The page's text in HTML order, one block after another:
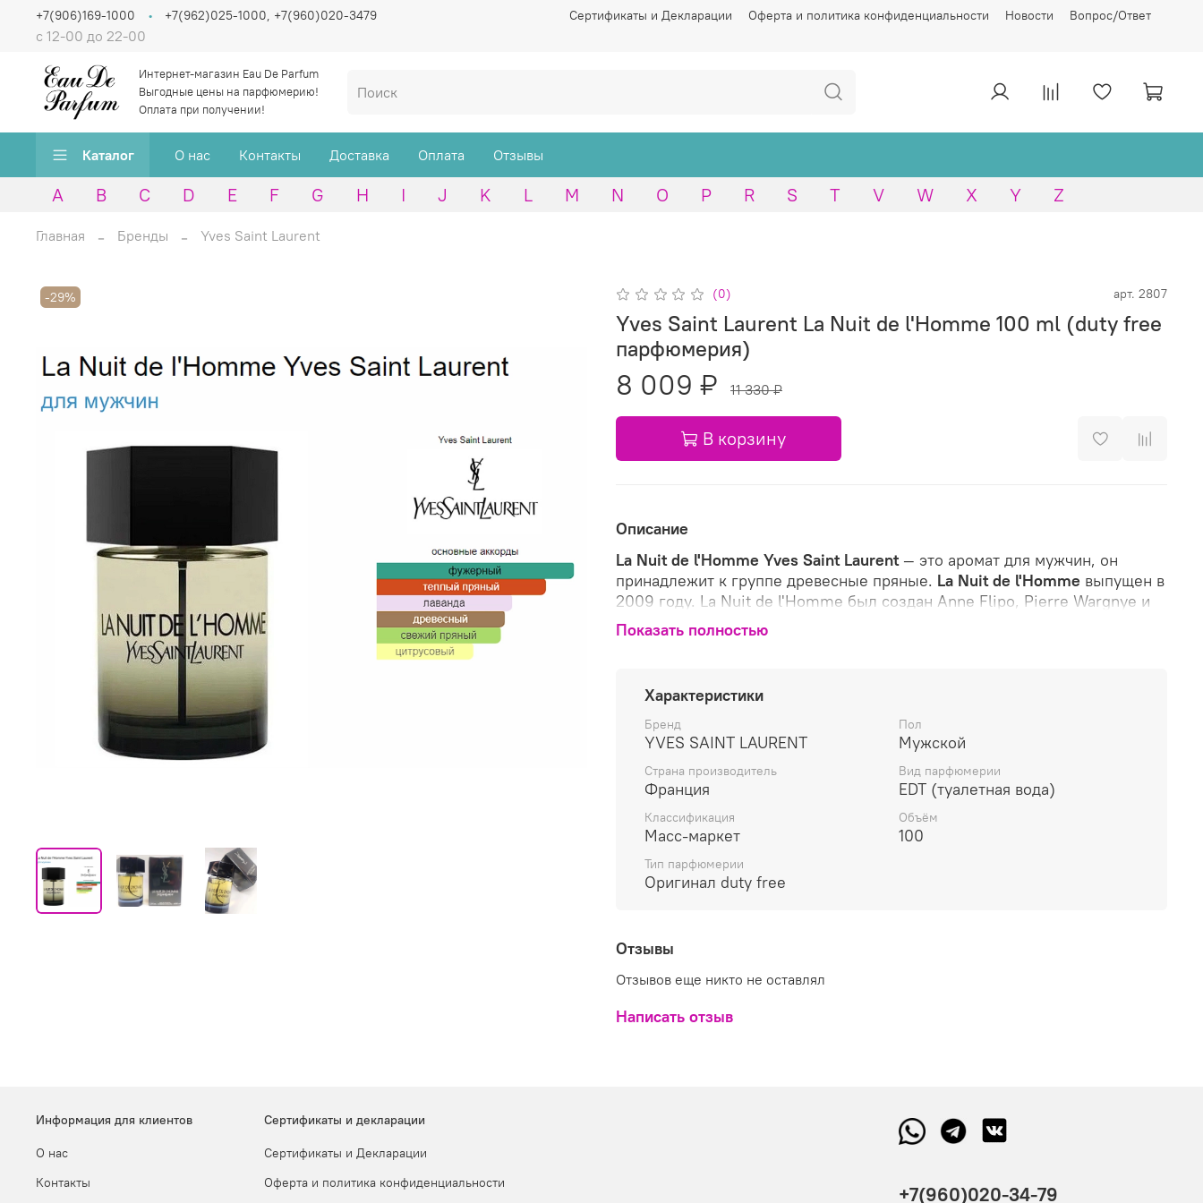
Сертификаты и Декларации Оферта и политика конфиденциальности Новости Вопрос/Ответ
с 12-00 до 22-00
+7(906)169-1000 +7(962)025-1000, +7(960)020-3479
Интернет-магазин Eau De Parfum
Выгодные цены на парфюмерию!
Оплата при получении!
Каталог О нас Контакты Доставка Оплата Отзывы
A B C D E F G H I J K L M N O P R S T V W X Y Z
Главная Бренды Yves Saint Laurent
-29% (0) арт. 2807
Yves Saint Laurent La Nuit de l'Homme 100 ml (duty free
парфюмерия)
8 009 ₽ 11 330 ₽
В корзину
Описание
La Nuit de l'Homme Yves Saint Laurent— это аромат для мужчин, он
принадлежит к группе древесные пряные. La Nuit de l'Homme выпущен в
2009 году. La Nuit de l'Homme был создан Anne Flipo, Pierre Wargnye и
Dominique Ropion. Верхняя нота: Кардамон; средние ноты: Лаванда,
Вирджинский кедр и Бергамот; базовые ноты: Ветивер и Тмин.
Показать полностью
Характеристики
Бренд
YVES SAINT LAURENT
Пол
Мужской
Страна производитель
Франция
Вид парфюмерии
EDT (туалетная вода)
Классификация
Масс-маркет
Объём
100
Тип парфюмерии
Оригинал duty free
Отзывы
Отзывов еще никто не оставлял
Написать отзыв
Информация для клиентов
О нас
Контакты
Сертификаты и декларации
Сертификаты и Декларации
Оферта и политика конфиденциальности
+7(960)020-34-79